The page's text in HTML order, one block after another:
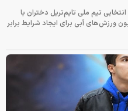
تیم ملی تایم‌تریل دختران با
ورزش‌های آبی برای ایجاد شرایط برابر